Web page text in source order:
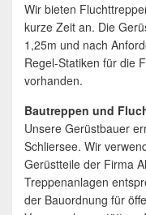
Wir bieten
kurze Zeit an. Die
1,25m und nach
Regel-Statiken für die
vorhanden.
Bautreppen und
Unsere Gerüstbauer
Schliersee. Wir
Gerüstteile der Firma
Treppenanlagen
der Bauordnung für